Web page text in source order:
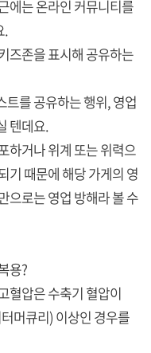
에는 온라인 커뮤니티를
.
즈존을 표시해 공유하는
트를 공유하는 행위, 영업
텐데요.
하거나 위계 또는 위력으
기 때문에 해당 가게의 영
으로는 영업 방해라 볼 수
용?
혈압은 수축기 혈압이
머큐리) 이상인 경우를